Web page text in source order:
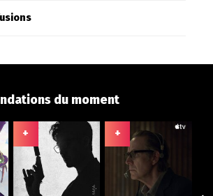
du moment
+ +